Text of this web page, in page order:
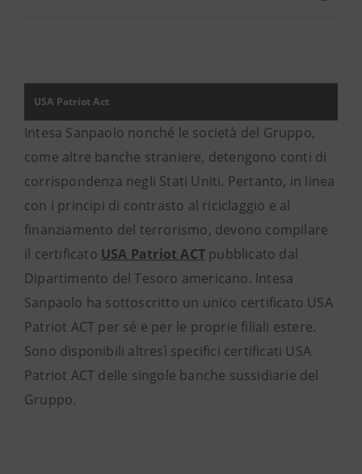
USA Patriot Act
Intesa Sanpaolo nonché le società del Gruppo,
come altre banche straniere, detengono conti di
corrispondenza negli Stati Uniti. Pertanto, in linea
con i principi di contrasto al riciclaggio e al
finanziamento del terrorismo, devono compilare
il certificato USA Patriot ACT pubblicato dal
Dipartimento del Tesoro americano. Intesa
Sanpaolo ha sottoscritto un unico certificato USA
Patriot ACT per sé e per le proprie filiali estere.
Sono disponibili altresì specifici certificati USA
Patriot ACT delle singole banche sussidiarie del
Gruppo.